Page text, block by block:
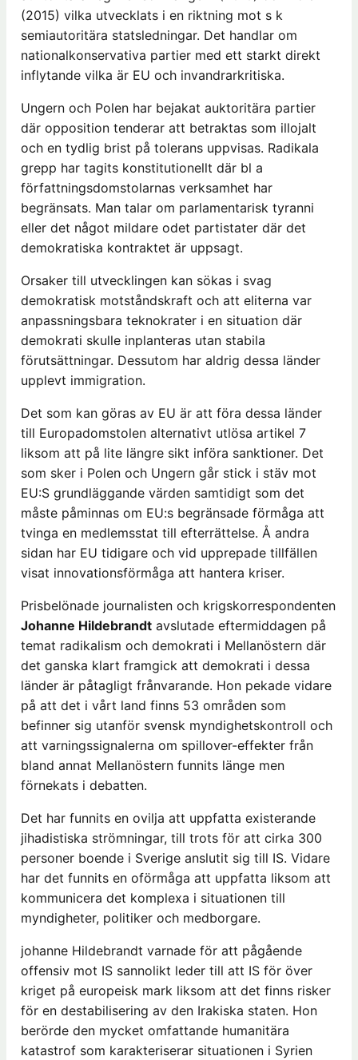
(2015) vilka utvecklats i en riktning mot s k
semiautoritära statsledningar. Det handlar om
nationalkonservativa partier med ett starkt direkt
inflytande vilka är EU och invandrarkritiska.
Ungern och Polen har bejakat auktoritära partier
där opposition tenderar att betraktas som illojalt
och en tydlig brist på tolerans uppvisas. Radikala
grepp har tagits konstitutionellt där bl a
författningsdomstolarnas verksamhet har
begränsats. Man talar om parlamentarisk tyranni
eller det något mildare odet partistater där det
demokratiska kontraktet är uppsagt.
Orsaker till utvecklingen kan sökas i svag
demokratisk motståndskraft och att eliterna var
anpassningsbara teknokrater i en situation där
demokrati skulle inplanteras utan stabila
förutsättningar. Dessutom har aldrig dessa länder
upplevt immigration.
Det som kan göras av EU är att föra dessa länder
till Europadomstolen alternativt utlösa artikel 7
liksom att på lite längre sikt införa sanktioner. Det
som sker i Polen och Ungern går stick i stäv mot
EU:S grundläggande värden samtidigt som det
måste påminnas om EU:s begränsade förmåga att
tvinga en medlemsstat till efterrättelse. Å andra
sidan har EU tidigare och vid upprepade tillfällen
visat innovationsförmåga att hantera kriser.
Prisbelönade journalisten och krigskorrespondenten
Johanne Hildebrandtavslutade eftermiddagen på
temat radikalism och demokrati i Mellanöstern där
det ganska klart framgick att demokrati i dessa
länder är påtagligt frånvarande. Hon pekade vidare
på att det i vårt land finns 53 områden som
befinner sig utanför svensk myndighetskontroll och
att varningssignalerna om spillover-effekter från
bland annat Mellanöstern funnits länge men
förnekats i debatten.
Det har funnits en ovilja att uppfatta existerande
jihadistiska strömningar, till trots för att cirka 300
personer boende i Sverige anslutit sig till IS. Vidare
har det funnits en oförmåga att uppfatta liksom att
kommunicera det komplexa i situationen till
myndigheter, politiker och medborgare.
johanne Hildebrandt varnade för att pågående
offensiv mot IS sannolikt leder till att IS för över
kriget på europeisk mark liksom att det finns risker
för en destabilisering av den Irakiska staten. Hon
berörde den mycket omfattande humanitära
katastrof som karakteriserar situationen i Syrien